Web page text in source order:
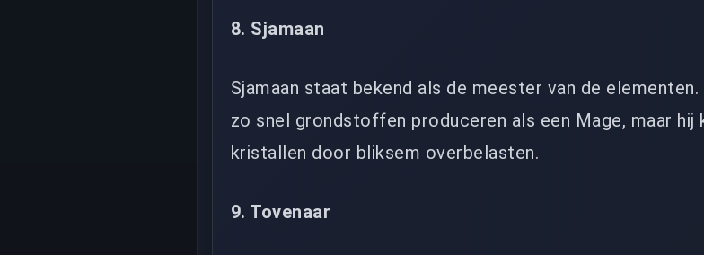
8. Sjamaan
Sjamaan staat bekend als de meester van de
zo snel grondstoffen produceren als een Mage, maar hij
kristallen door bliksem overbelasten.
9. Tovenaar